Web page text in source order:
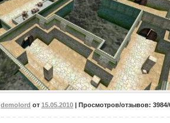
demolord от 15.05.2010 | Просмотров/отзывов: 3984/